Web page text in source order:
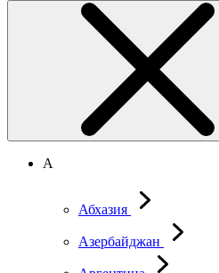
А
Абхазия
Азербайджан